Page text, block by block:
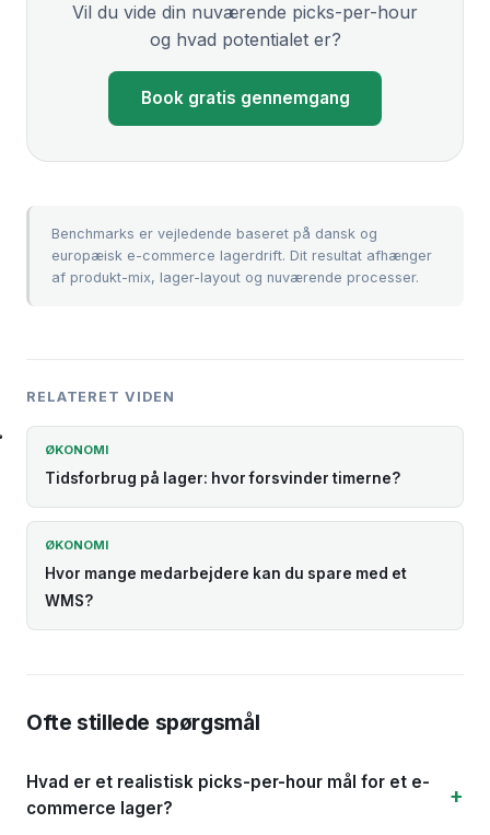
Vil du vide din nuværende picks-per-hour
og hvad potentialet er?
Book gratis gennemgang
Benchmarks er vejledende baseret på dansk og
europæisk e-commerce lagerdrift. Dit resultat afhænger
af produkt-mix, lager-layout og nuværende processer.
RELATERET VIDEN
ØKONOMI
Tidsforbrug på lager: hvor forsvinder timerne?
ØKONOMI
Hvor mange medarbejdere kan du spare med et
WMS?
Ofte stillede spørgsmål
Hvad er et realistisk picks-per-hour mål for et e-
commerce lager?